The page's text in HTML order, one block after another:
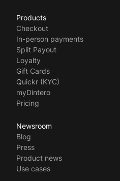
Products
Checkout
In-person payments
Split Payout
Loyalty
Gift Cards
Quickr (KYC)
myDintero
Pricing
Newsroom
Blog
Press
Product news
Use cases